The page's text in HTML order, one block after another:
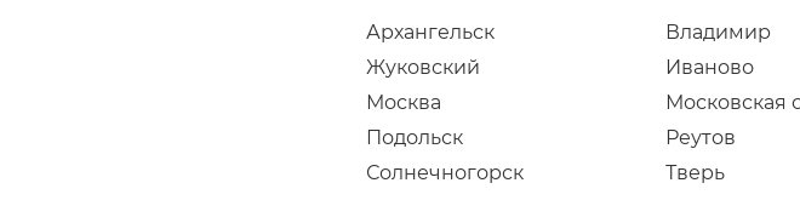
Архангельск Владимир
Жуковский
Иваново
Москва
Московская
Подольск
Реутов
Солнечногорск
Тверь